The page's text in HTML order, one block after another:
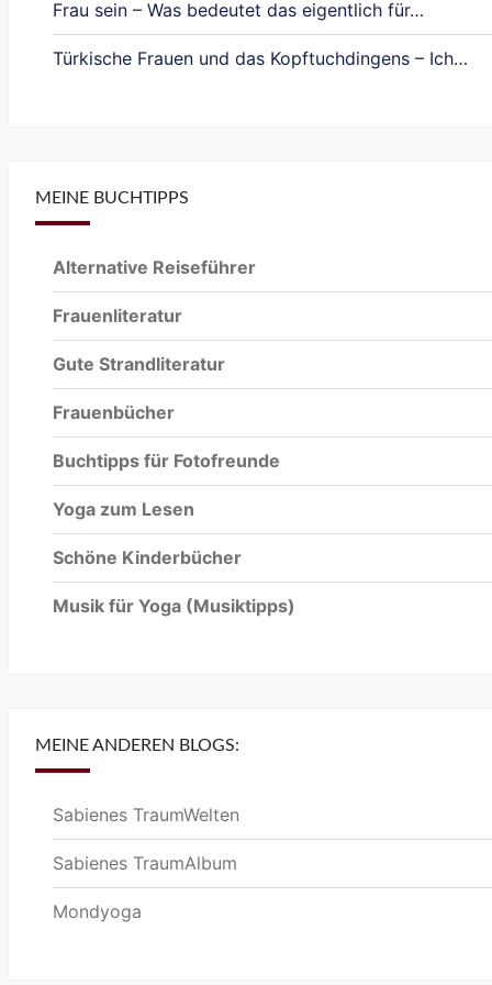
Frau sein – Was bedeutet das eigentlich für…
Türkische Frauen und das Kopftuchdingens – Ich…
MEINE BUCHTIPPS
Alternative Reiseführer
Frauenliteratur
Gute Strandliteratur
Frauenbücher
Buchtipps für Fotofreunde
Yoga zum Lesen
Schöne Kinderbücher
Musik für Yoga (Musiktipps)
MEINE ANDEREN BLOGS:
Sabienes TraumWelten
Sabienes TraumAlbum
Mondyoga